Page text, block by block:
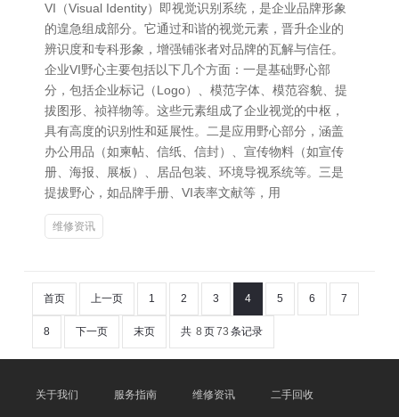
VI（Visual Identity）即视觉识别系统，是企业品牌形象
的遑急组成部分。它通过和谐的视觉元素，晋升企业的
辨识度和专科形象，增强铺张者对品牌的瓦解与信任。
企业VI野心主要包括以下几个方面：一是基础野心部
分，包括企业标记（Logo）、模范字体、模范容貌、提
拔图形、祯祥物等。这些元素组成了企业视觉的中枢，
具有高度的识别性和延展性。二是应用野心部分，涵盖
办公用品（如柬帖、信纸、信封）、宣传物料（如宣传
册、海报、展板）、居品包装、环境导视系统等。三是
提拔野心，如品牌手册、VI表率文献等，用
维修资讯
首页 上一页 1 2 3 4 5 6 7
8 下一页 末页 共 8 页73 条记录
关于我们 服务指南 维修资讯 二手回收